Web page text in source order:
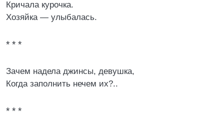
Кричала курочка.
Хозяйка — улыбалась.
* * *
Зачем надела джинсы, девушка,
Когда заполнить нечем их?..
* * *